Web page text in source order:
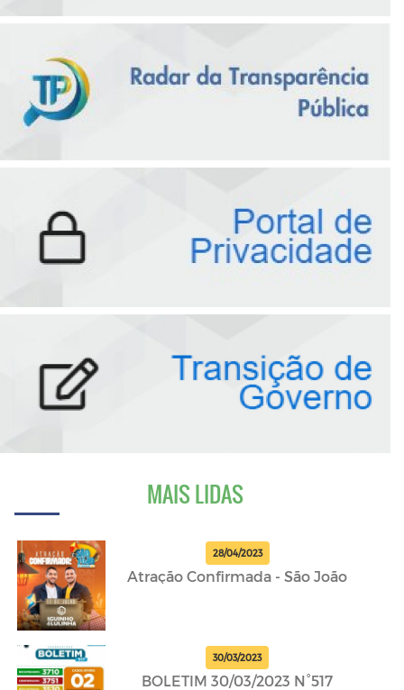
MAIS LIDAS
28/04/2023
Atração Confirmada - São João
30/03/2023
BOLETIM 30/03/2023 N°517